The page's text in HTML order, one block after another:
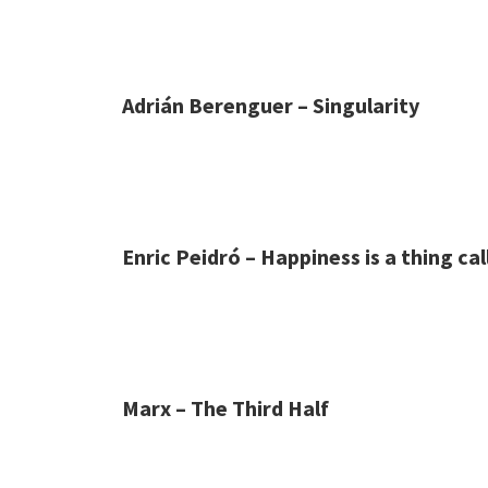
Adrián Berenguer – Singularity
Enric Peidró – Happiness is a thing
Marx – The Third Half